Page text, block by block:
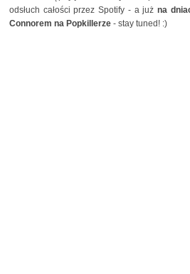
odsłuch całości przez Spotify - a jużna
Connorem na Popkillerze - stay tuned! :)